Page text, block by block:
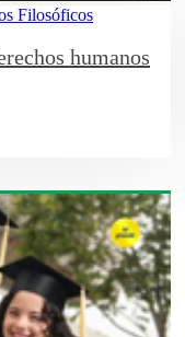
Filosóficos
humanos